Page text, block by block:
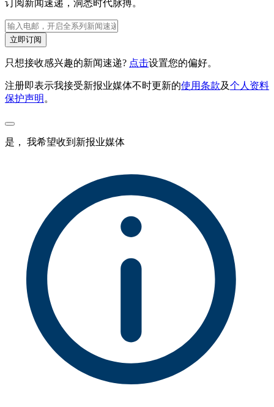
订阅新闻速递，洞悉时代脉搏。
立即订阅
只想接收感兴趣的新闻速递? 点击设置您的偏好。
注册即表示我接受新报业媒体不时更新的使用条款及个人资料
保护声明 。
是， 我希望收到新报业媒体